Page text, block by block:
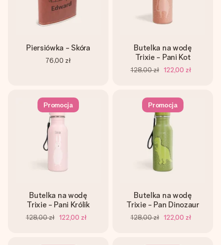
Piersiówka - Skóra
76,00 zł
Butelka na wodę
Trixie - Pani Kot
128,00 zł 122,00 zł
Promocja
Butelka na wodę
Trixie - Pani Królik
128,00 zł 122,00 zł
Promocja
Butelka na wodę
Trixie - Pan Dinozaur
128,00 zł 122,00 zł